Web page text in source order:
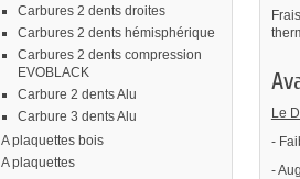
Carbures 2 dents droites
Carbures 2 dents hémisphérique
Carbures 2 dents compression
EVOBLACK
Carbure 2 dents Alu
Carbure 3 dents Alu
A plaquettes bois
A plaquettes
Le
-
-